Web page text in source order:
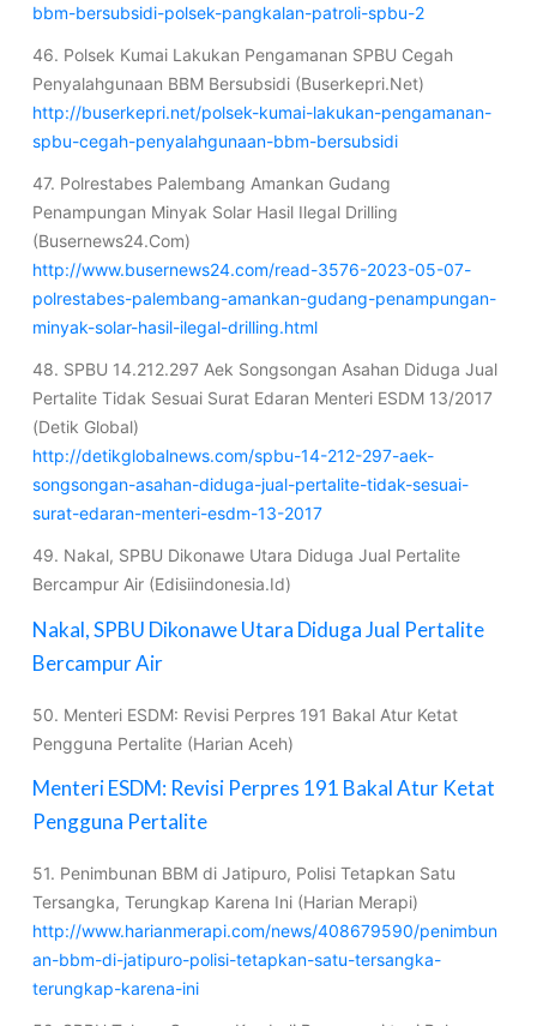
bbm-bersubsidi-polsek-pangkalan-patroli-spbu-2
46. Polsek Kumai Lakukan Pengamanan SPBU Cegah
Penyalahgunaan BBM Bersubsidi (Buserkepri.Net)
http://buserkepri.net/polsek-kumai-lakukan-pengamanan-
spbu-cegah-penyalahgunaan-bbm-bersubsidi
47. Polrestabes Palembang Amankan Gudang
Penampungan Minyak Solar Hasil Ilegal Drilling
(Busernews24.Com)
http://www.busernews24.com/read-3576-2023-05-07-
polrestabes-palembang-amankan-gudang-penampungan-
minyak-solar-hasil-ilegal-drilling.html
48. SPBU 14.212.297 Aek Songsongan Asahan Diduga Jual
Pertalite Tidak Sesuai Surat Edaran Menteri ESDM 13/2017
(Detik Global)
http://detikglobalnews.com/spbu-14-212-297-aek-
songsongan-asahan-diduga-jual-pertalite-tidak-sesuai-
surat-edaran-menteri-esdm-13-2017
49. Nakal, SPBU Dikonawe Utara Diduga Jual Pertalite
Bercampur Air (Edisiindonesia.Id)
Nakal, SPBU Dikonawe Utara Diduga Jual Pertalite
Bercampur Air
50. Menteri ESDM: Revisi Perpres 191 Bakal Atur Ketat
Pengguna Pertalite (Harian Aceh)
Menteri ESDM: Revisi Perpres 191 Bakal Atur Ketat
Pengguna Pertalite
51. Penimbunan BBM di Jatipuro, Polisi Tetapkan Satu
Tersangka, Terungkap Karena Ini (Harian Merapi)
http://www.harianmerapi.com/news/408679590/penimbun
an-bbm-di-jatipuro-polisi-tetapkan-satu-tersangka-
terungkap-karena-ini